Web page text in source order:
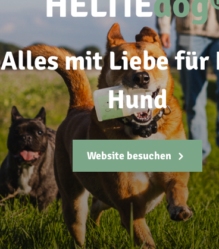
Alles mit Liebe für
Hund
Website besuchen